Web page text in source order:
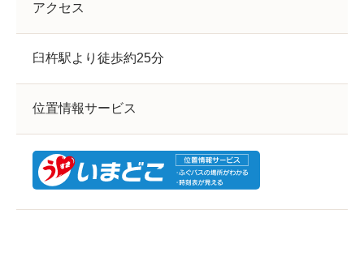
アクセス
臼杵駅より徒歩約25分
位置情報サービス